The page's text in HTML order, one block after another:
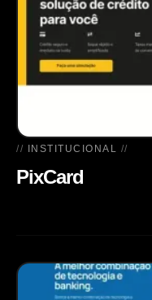
INSTITUCIONAL
PixCard